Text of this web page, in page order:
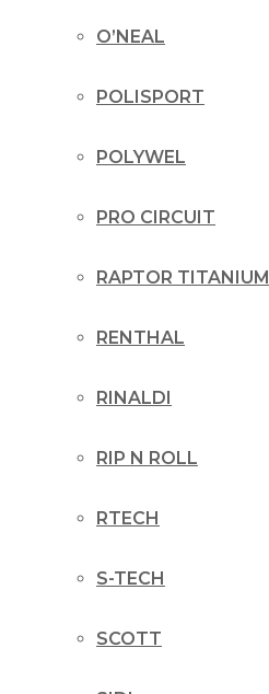
O’NEAL
POLISPORT
POLYWEL
PRO CIRCUIT
RAPTOR TITANIUM
RENTHAL
RINALDI
RIP N ROLL
RTECH
S-TECH
SCOTT